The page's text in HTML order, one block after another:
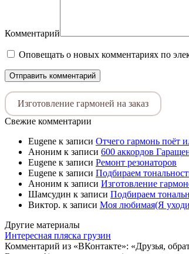
Комментарий
Оповещать о новых комментариях по
Изготовление гармоней на заказ
Свежие комментарии
Eugene к записи Отчего гармонь поёт
Аноним к записи 600 аккордов
Eugene к записи Ремонт резонаторов
Eugene к записи Подбираем
Аноним к записи Изготовление
Шамсудин к записи Подбираем
Виктор. к записи Моя любимая(Я
Другие материалы
Интересная пляска грузин
Комментарий из «ВКонтакте»: «Друзья,